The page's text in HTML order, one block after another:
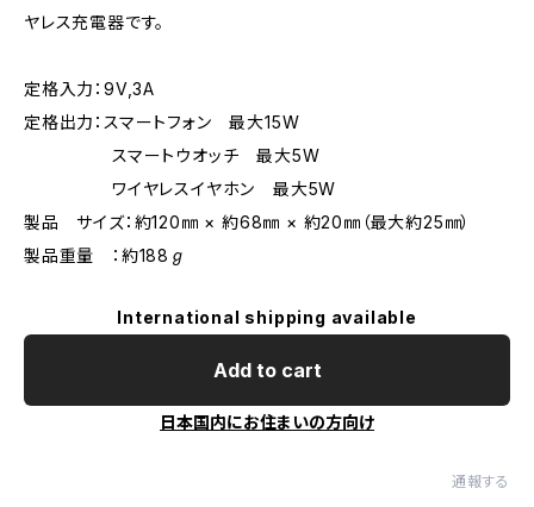
ヤレス充電器です。
定格入力：9V,3A
定格出力：スマートフォン 最大15W
スマートウオッチ 最大5W
ワイヤレスイヤホン 最大5W
製品 サイズ：約120㎜ × 約68㎜ × 約20㎜（最大約25㎜）
製品重量 ：約188ℊ
International shipping available
Add to cart
日本国内にお住まいの方向け
通報する